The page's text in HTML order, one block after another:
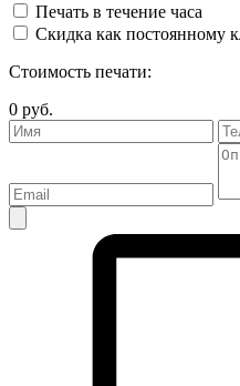
Печать в течение часа
Скидка как постоянному
Стоимость печати:
0 руб.